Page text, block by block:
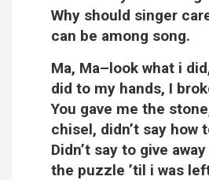
Why should singer
can be among song.
Ma, Ma–look what i
did to my hands, I
You gave me the
chisel, didn’t say how
Didn’t say to give
the puzzle ’til i was